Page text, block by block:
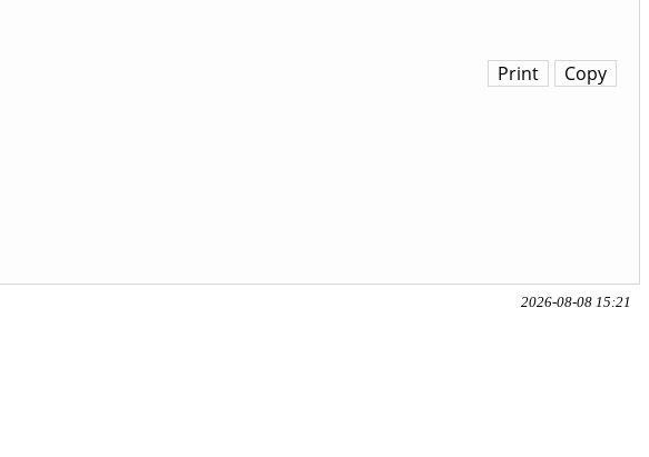
Copy
Print
2026-08-08 15:21